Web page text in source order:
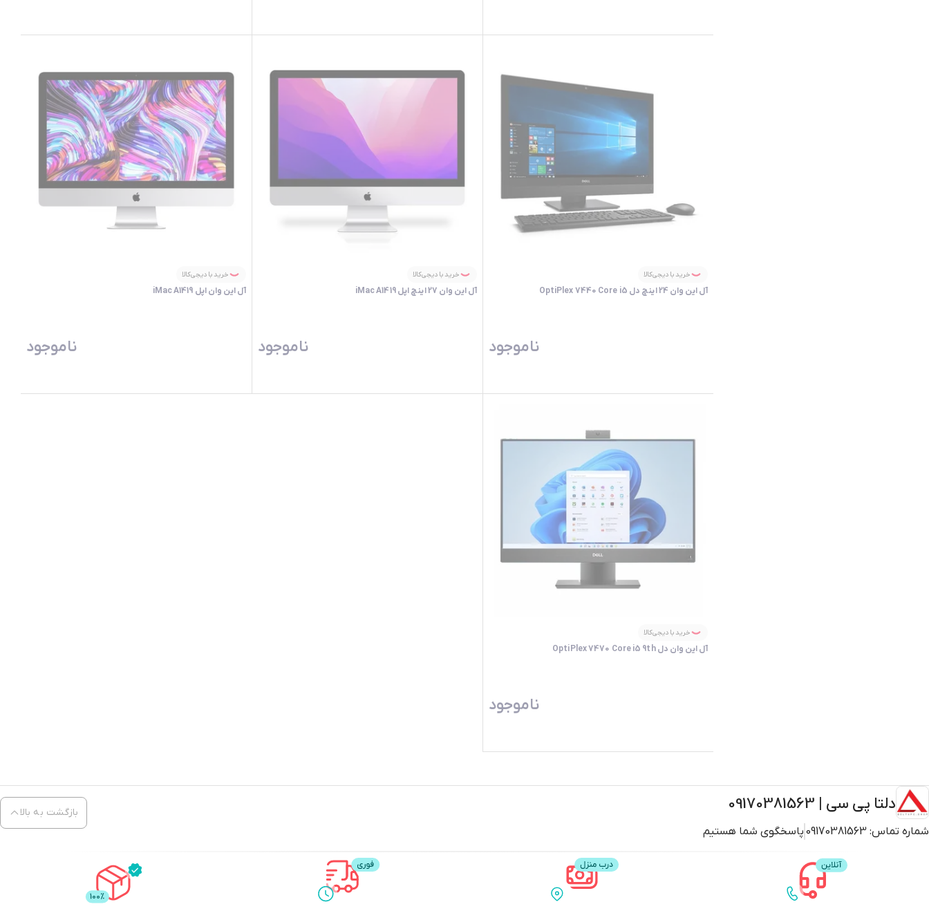
خرید با دیجی‌کالا
آل این وان 24 اینچ دل OptiPlex 7440 Core i5
ناموجود
خرید با دیجی‌کالا
آل این وان 27 اینچ اپل iMac A1419
ناموجود
خرید با دیجی‌کالا
آل این وان اپل iMac A1419
ناموجود
خرید با دیجی‌کالا
آل این وان دل OptiPlex 7470 Core i5 9th
ناموجود
دلتا پی سی | 09170381563
شماره تماس: 09170381563 پاسخگوی شما هستیم
بازگشت به بالا